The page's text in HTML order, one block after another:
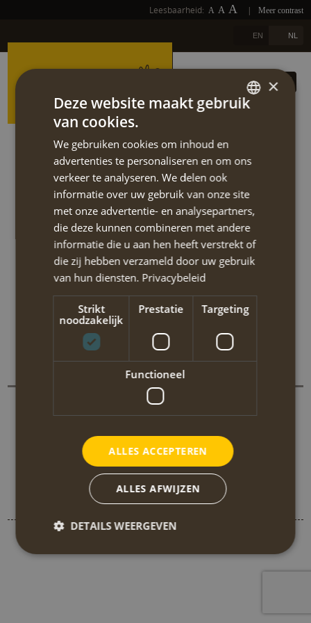
REISAANBOD
REIS SELECTEREN
REFERENTIES
LINKS
DOWNLOADS
NIEUWSBRIEF
Leesbaarheid: A A A | Meer contrast
NL
EN
Een totaal van 140 km gewandeld
Andros Route trektocht, mei 2019
Wij hebben twee schitterende weken gehad op Andros. Een totaal
van 140 km gewandeld. Ons bagage werd van hotel naar hotel
gebracht. De organisatie hiervan heeft Annahiking perfect
geregeld. De taxi’s voor de bagage kwamen op tijd, iedereen wist
wat er moest gebeuren, wij hoefden alleen maar te wandelen en te
genieten en bij aankomst in het hotel stonden onze koffers keurig
in onze kamer. Een topvakantie mede dankzij Annahiking.
Terug naar de vorige pagina
Overige pagina's
Wandelen Griekenland
Privacy verklaring
betalingsvoorwaarden
Contactgegevens
GR: +30 6970 648 134
GR: +30 26590 22300
info@annahiking.nl
© 2013 - 2026 Anna Hiking. Alle rechten voorbehouden.
×
Deze website maakt gebruik
van cookies.
We gebruiken cookies om inhoud en
advertenties te personaliseren en om ons
verkeer te analyseren. We delen ook
informatie over uw gebruik van onze site
met onze advertentie- en analysepartners,
die deze kunnen combineren met andere
informatie die u aan hen heeft verstrekt of
die zij hebben verzameld door uw gebruik
van hun diensten. Privacybeleid
Strikt
noodzakelijk
Prestatie Targeting
Functioneel
ALLES ACCEPTEREN
ALLES AFWIJZEN
DETAILS WEERGEVEN